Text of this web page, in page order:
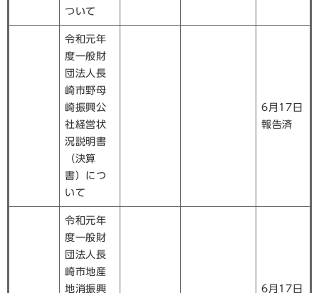
ついて
令和元年
度一般財
団法人長
崎市野母
崎振興公
社経営状
況説明書
（決算
書）につ
いて
6月17日
報告済
令和元年
度一般財
団法人長
崎市地産
地消振興
6月17日